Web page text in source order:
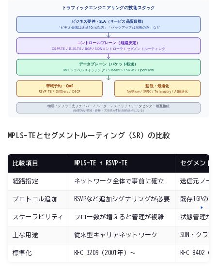
トラフィックエンジニアリングの技術スタック
ビジネス要件・SLA（サービス品質目標）
「ビデオ会議は遅延10ms以内」「バックアップは深夜のみ」など
コントロールプレーン（経路決定）
OSPF-TE / IS-IS-TE / BGP / SDNコントローラ / セグメントルーティング
データプレーン（パケット転送）
MPLS ラベルスイッチング / SR-MPLS / SRv6 / OpenFlow
帯域予約・QoS
RSVP-TE / DiffServ / DSCP
監視・最適化
NetFlow / IPFIX / Telemetry / AI最適化
物理インフラ：光ファイバー / ルーター / スイッチ / データセンター相互接続
（物理的な帯域・距離・冗長性がTEの制約条件になる）
MPLS-TEとセグメントルーティング（SR）の比較
比較項目 MPLS-TE + RSVP-TE セグメント
経路指定 ネットワーク全体で事前に確立 送信元ノー
プロトコル追加 RSVPなど追加シグナリングが必要 既存IGPの拡
スケーラビリティ フロー数が増えると管理が複雑 状態管理が
主な用途 従来型キャリアネットワーク SDN・クラ
標準化 RFC 3209（2001年）〜 RFC 8402（